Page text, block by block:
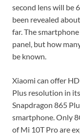
second lens will be
been revealed
far. The
panel, but how
be known.
Xiaomi can offer
Plus resolution in
Snapdragon 865
smartphone. Only
of Mi 10T Pro are